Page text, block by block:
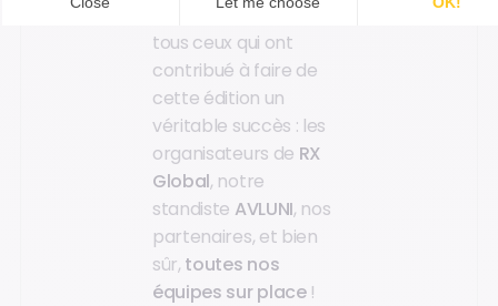
Un immense merci à
tous ceux qui ont
contribué à faire de
cette édition un
véritable succès : les
organisateurs de RX
Global, notre
standiste AVLUNI, nos
partenaires, et bien
sûr, toutes nos
équipes sur place!